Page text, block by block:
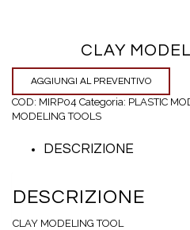
CLAY
AGGIUNGI AL PREVENTIVO
COD: MIRP04 Categoria: PLASTIC
MODELING TOOLS
DESCRIZIONE
DESCRIZIONE
CLAY MODELING TOOL